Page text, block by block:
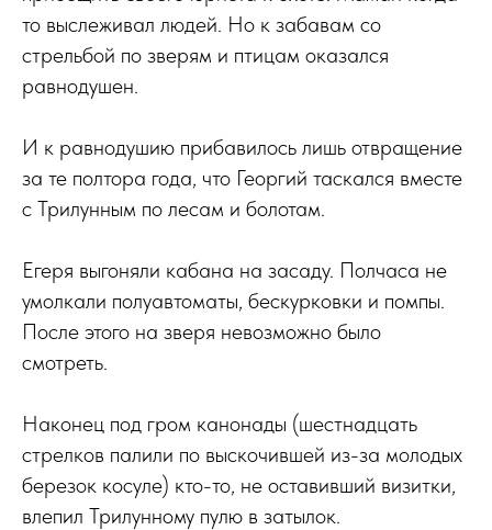
то выслеживал людей. Но к забавам со
стрельбой по зверям и птицам оказался
равнодушен.
И к равнодушию прибавилось лишь отвращение
за те полтора года, что Георгий таскался вместе
с Трилунным по лесам и болотам.
Егеря выгоняли кабана на засаду. Полчаса не
умолкали полуавтоматы, бескурковки и помпы.
После этого на зверя невозможно было
смотреть.
Наконец под гром канонады (шестнадцать
стрелков палили по выскочившей из-за молодых
березок косуле) кто-то, не оставивший визитки,
влепил Трилунному пулю в затылок.